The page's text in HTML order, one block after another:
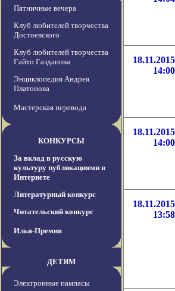
Пятничные вечера
Клуб любителей творчества
Достоевского
Клуб любителей творчества
Гайто Газданова
Энциклопедия Андрея
Платонова
Мастерская перевода
КОНКУРСЫ
За вклад в русскую
культуру публикациями в
Интернете
Литературный конкурс
Читательский конкурс
Илья-Премия
ДЕТЯМ
Электронные пампасы
18.11.2015
14:00
18.11.2015
14:00
18.11.2015
13:58